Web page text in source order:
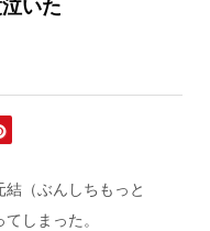
（ぶんしちもっと
しまった。